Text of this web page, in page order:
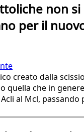
non si
per il
creato dalla
quella che in
al Mcl, passando